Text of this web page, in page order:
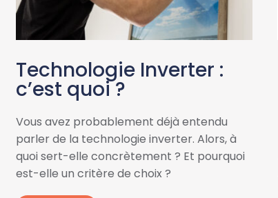
Technologie Inverter :
c’est quoi ?
Vous avez probablement déjà entendu
parler de la technologie inverter. Alors, à
quoi sert-elle concrètement ? Et pourquoi
est-elle un critère de choix ?